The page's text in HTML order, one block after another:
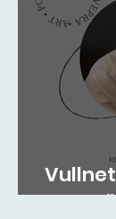
Vullnet
ZOG